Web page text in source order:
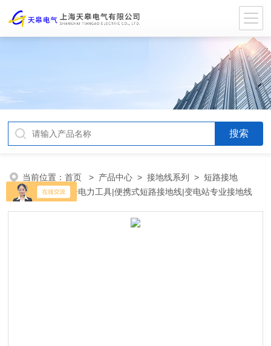
当前位置：首页 > 产品中心 >接地线系列 > 短路接地
线
> JDX安全电力工具|便携式短路接地线|变电站专业接地线